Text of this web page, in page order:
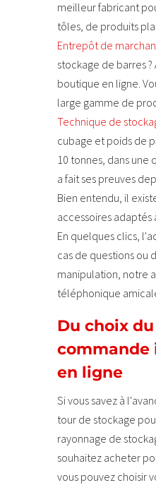
meilleur fabricant
tôles, de produits
Entrepôt de
stockage de barres
boutique en ligne.
large gamme de
Technique de
cubage et poids de
10 tonnes, dans une
a fait ses preuves
Bien entendu, il
accessoires
En quelques clics,
cas de questions ou
manipulation, notre
téléphonique
Du choix
en ligne
Si vous savez à
tour de stockage
rayonnage de
souhaitez acheter
vous pouvez choisir